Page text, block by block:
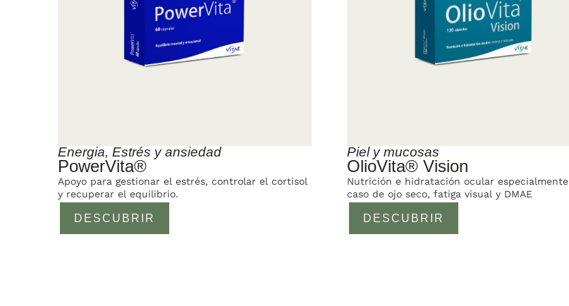
Energia, Estrés y ansiedad
PowerVita®
DESCUBRIR
Apoyo para gestionar el estrés, controlar el cortisol
y recuperar el equilibrio.
Piel y mucosas
OlioVita® Vision
DESCUBRIR
Nutrición e hidratación ocular
caso de ojo seco, fatiga visual y DMAE